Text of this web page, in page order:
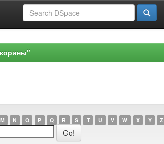
M N O P Q R S T U V W X Y Z